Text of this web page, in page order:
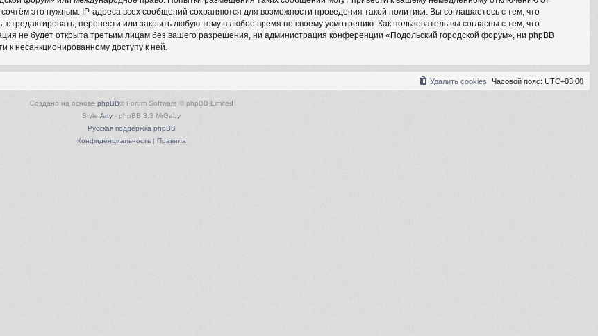
это нужным. IP-адреса всех сообщений сохраняются для возможности проведения такой политики. Вы соглашаетесь с тем, что
перенести или закрыть любую тему в любое время по своему усмотрению. Как пользователь вы согласны с тем, что
не будет открыта третьим лицам без вашего разрешения, ни администрация конференции «Подольский городской форум», ни phpBB
к несанкционированному доступу к ней.
Часовой пояс: UTC+03:00
Удалить cookies
Создано на основе phpBB® Forum Software © phpBB Limited
Style Arty - phpBB 3.3 MrGaby
Русская поддержка phpBB
Конфиденциальность| Правила